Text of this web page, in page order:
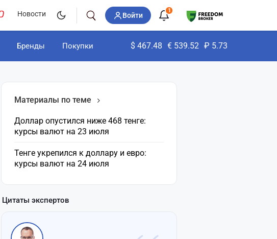
Новости Войти
1
Бренды Покупки $ 467.48 € 539.52 ₽ 5.73
Материалы по теме
Доллар опустился ниже 468 тенге:
курсы валют на 23 июля
Тенге укрепился к доллару и евро:
курсы валют на 24 июля
Цитаты экспертов